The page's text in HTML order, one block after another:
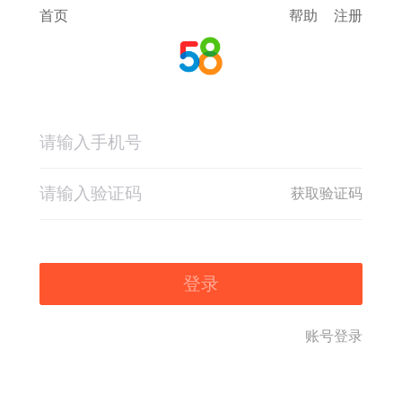
首页 帮助 注册
获取验证码
登录
账号登录